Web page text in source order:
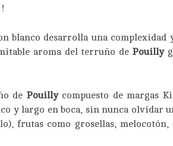
blanco desarrolla una
aroma del terruño de Pouilly
de Pouillycompuesto de margas
y largo en boca, sin nunca olvidar
frutas como grosellas,